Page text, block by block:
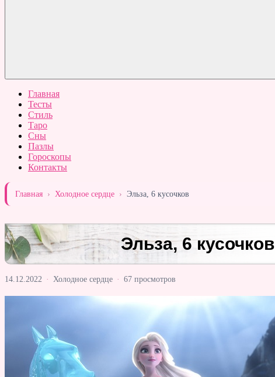
Главная
Тесты
Стиль
Таро
Сны
Пазлы
Гороскопы
Контакты
Главная › Холодное сердце › Эльза, 6 кусочков
Эльза, 6 кусочков
14.12.2022 · Холодное сердце · 67 просмотров